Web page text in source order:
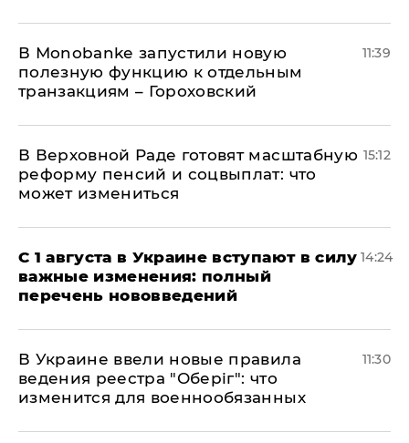
В Мonobankе запустили новую
полезную функцию к отдельным
транзакциям – Гороховский
11:39
В Верховной Раде готовят масштабную
реформу пенсий и соцвыплат: что
может измениться
15:12
С 1 августа в Украине вступают в силу
важные изменения: полный
перечень нововведений
14:24
В Украине ввели новые правила
ведения реестра "Оберіг": что
изменится для военнообязанных
11:30